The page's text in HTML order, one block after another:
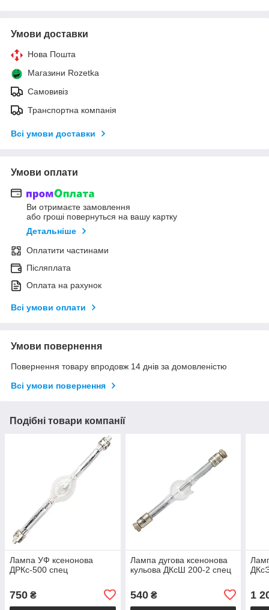
Умови доставки
Нова Пошта
Магазини Rozetka
Самовивіз
Транспортна компанія
Всі умови доставки
Умови оплати
Ви отримаєте замовлення
або гроші повернуться на вашу картку
Детальніше
Оплатити частинами
Післяплата
Оплата на рахунок
Всі умови оплати
Умови повернення
Повернення товару впродовж 14 днів за домовленістю
Всі умови повернення
Подібні товари компанії
Лампа УФ ксенонова
ДРКс-500 спец
750 ₴
Лампа дугова ксенонова
кульова ДКсШ 200-2 спец
540₴ 1